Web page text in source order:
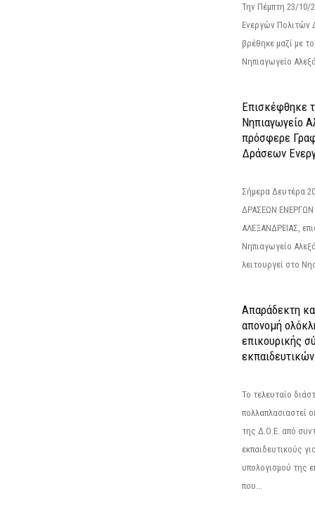
Την Πέμπτη 23/
Ενεργών Πολιτών
βρέθηκε μαζί με
Νηπιαγωγείο
Επισκέφθηκε
Νηπιαγωγείο
πρόσφερε
Δράσεων
Σήμερα Δευτέρα
ΔΡΑΣΕΩΝ
ΑΛΕΞΑΝΔΡΕΙΑΣ,
Νηπιαγωγείο
λειτουργεί στο
Απαράδεκτη
απονομή
επικουρικής
εκπαιδευτικών
Το τελευταίο
πολλαπλασιαστεί
της Δ.Ο.Ε. από
εκπαιδευτικούς
υπολογισμού της
που...